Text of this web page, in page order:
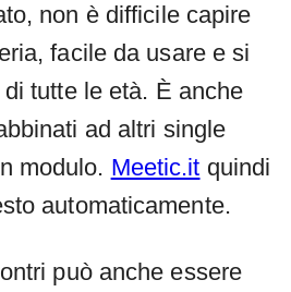
non è difficile capire
facile da usare e si
tutte le età. È anche
ad altri single
modulo. Meetic.it quindi
automaticamente.
può anche essere